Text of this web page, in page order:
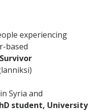
experiencing
based
Syria and
student, University